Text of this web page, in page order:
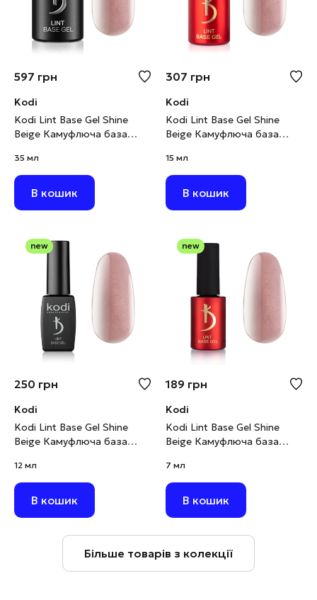
597 грн
Kodi
Kodi Lint Base Gel Shine
Beige Камуфлюча база
шимером, 35 мл
35 мл
В кошик
307 грн
Kodi
Kodi Lint Base Gel Shine
Beige Камуфлюча база
шимером, 15 мл
15 мл
В кошик
new
250 грн
Kodi
Kodi Lint Base Gel Shine
Beige Камуфлюча база
шимером, 12 мл
12 мл
В кошик
new
189 грн
Kodi
Kodi Lint Base Gel Shine
Beige Камуфлюча база
шимером, 7 мл
7 мл
В кошик
Більше товарів з колекції